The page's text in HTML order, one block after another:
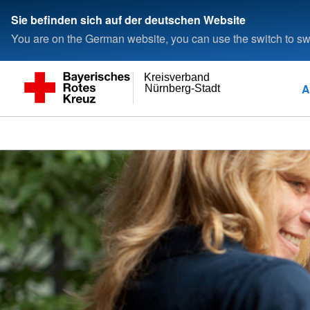
Sie befinden sich auf der deutschen Website
You are on the German website, you can use the switch to
Nürnberg-Stadt
Kreisverband